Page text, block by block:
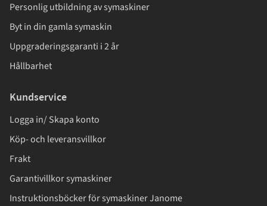
Personlig utbildning av symaskiner
Byt in din gamla symaskin
Uppgraderingsgaranti i 2 år
Hållbarhet
Kundservice
Logga in/ Skapa konto
Köp- och leveransvillkor
Frakt
Garantivillkor symaskiner
Instruktionsböcker för symaskiner Janome